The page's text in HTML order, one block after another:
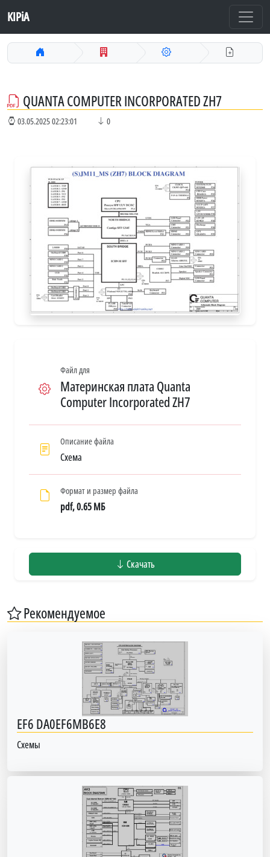
KIPiA
QUANTA COMPUTER INCORPORATED ZH7
03.05.2025 02:23:01 0
Файл для
Материнская плата Quanta
Computer Incorporated ZH7
Описание файла
Схема
Формат и размер файла
pdf, 0.65 МБ
Скачать
Рекомендуемое
EF6 DA0EF6MB6E8
Схемы